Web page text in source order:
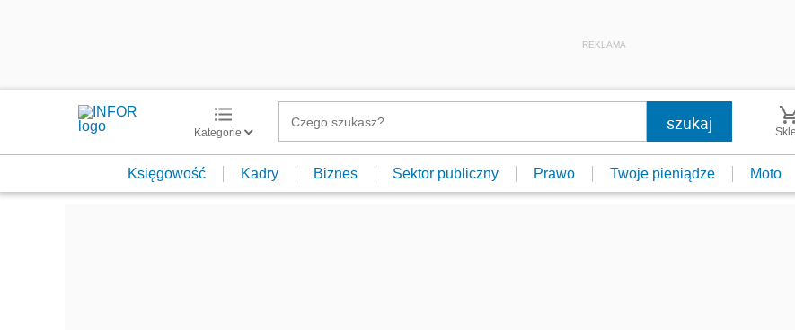
REKLAMA
Kategorie
Księgowość Kadry Biznes Sektor publiczny Prawo Twoje pieniądze Moto